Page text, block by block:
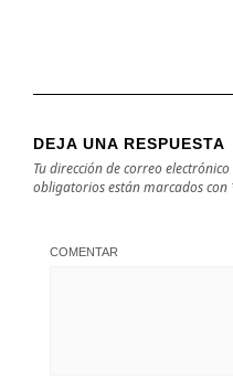
DEJA UNA RESPUESTA
Tu dirección de correo
obligatorios están marcados con
COMENTAR